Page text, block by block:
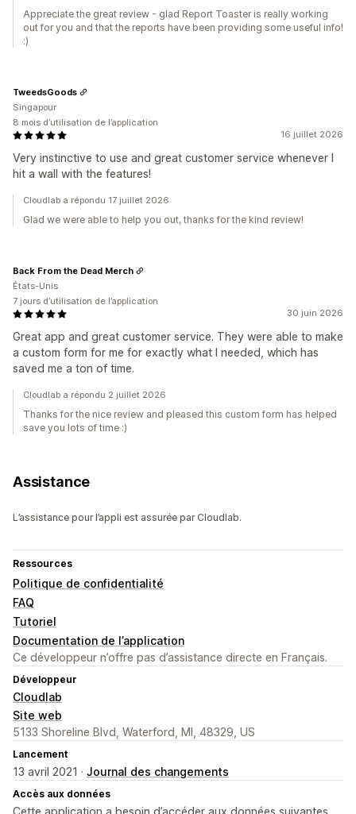
Appreciate the great review - glad Report Toaster is really working
out for you and that the reports have been providing some useful info!
:)
16 juillet 2026
Very instinctive to use and great customer service whenever I
hit a wall with the features!
TweedsGoods
Singapour
8 mois d’utilisation de l’application
Cloudlab a répondu 17 juillet 2026
Glad we were able to help you out, thanks for the kind review!
30 juin 2026
Great app and great customer service. They were able to make
a custom form for me for exactly what I needed, which has
saved me a ton of time.
Back From the Dead Merch
États-Unis
7 jours d’utilisation de l’application
Cloudlab a répondu 2 juillet 2026
Thanks for the nice review and pleased this custom form has helped
save you lots of time :)
Assistance
L’assistance pour l’appli est assurée par Cloudlab.
Ressources
Politique de confidentialité
FAQ
Tutoriel
Documentation de l’application
Ce développeur n’offre pas d’assistance directe en Français.
Développeur
Cloudlab
Site web
5133 Shoreline Blvd, Waterford, MI, 48329, US
Lancement
13 avril 2021 · Journal des changements
Accès aux données